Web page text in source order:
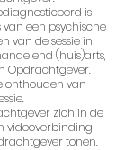
is
een psychische
van de sessie in
(huis)arts,
Opdrachtgever.
onthouden van
zich in de
videoverbinding
tonen.